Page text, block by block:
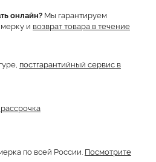
онлайн? Мы гарантируем
и возврат товара в течение
постгарантийный сервис в
по всей России. Посмотрите